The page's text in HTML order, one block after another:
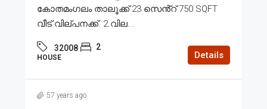
കോതമംഗലം താലൂക്ക് 23 സെൻ്റ് 750 SQFT
വീട് വില്പനക്ക്. 2.വില...
32008 2
HOUSE Details
57 years ago